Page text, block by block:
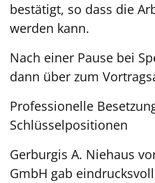
bestätigt, so dass die
werden kann.
Nach einer Pause bei
dann über zum
Professionelle
Schlüsselpositionen
Gerburgis A. Niehaus
GmbH gab